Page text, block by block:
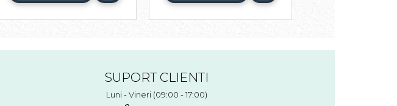
SUPORT CLIENTI
Luni - Vineri (09:00 - 17:00)